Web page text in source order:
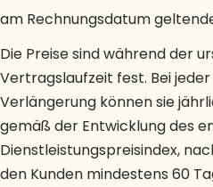
am Rechnungsdatum
Die Preise sind während der
Vertragslaufzeit fest. Bei
Verlängerung können sie
gemäß der Entwicklung des
Dienstleistungspreisindex,
den Kunden mindestens 60